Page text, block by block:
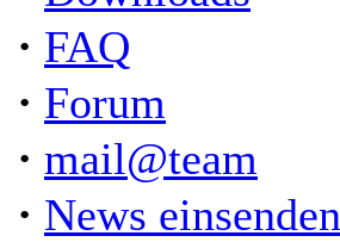
· FAQ
· Forum
· mail@team
· News einsenden